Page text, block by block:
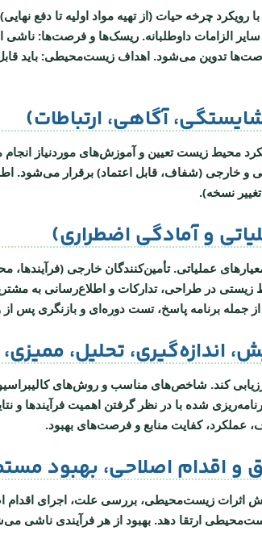
رویکرد چرخه حیات (از تهیه مواد اولیه تا دفع
الزامات داوطلبانه. ریسک‌ها و فرصت‌ها: ناشی
تدوین می‌شود. اهداف زیست‌محیطی: باید
محیط زیست تعیین و آموزش‌های موردنیاز
و خارجی (شفاف، قابل اعتماد) برقرار می‌شود.
نسخه).
عملیاتی.تأمین‌کنندگان خارجی
زیستی در طراحی، تدارکات و اطلاع‌رسانی به
شاخص‌های مناسب و روش‌های
شده با در نظر گرفتن اهمیت فرآیندها و
عملکرد، کفایت منابع و فرصت‌های بهبود.
اثرات زیست‌محیطی، بررسی علت، اجرای اقدام
ارتقا دهد. بهبود از هر فرآیندی ناشی